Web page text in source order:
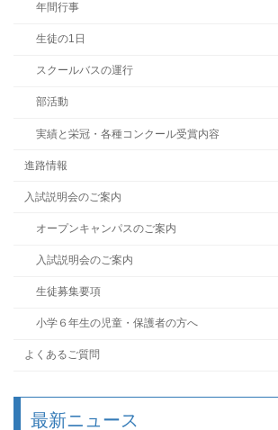
年間行事
生徒の1日
スクールバスの運行
部活動
実績と栄冠・各種コンクール受賞内容
進路情報
入試説明会のご案内
オープンキャンパスのご案内
入試説明会のご案内
生徒募集要項
小学６年生の児童・保護者の方へ
よくあるご質問
最新ニュース